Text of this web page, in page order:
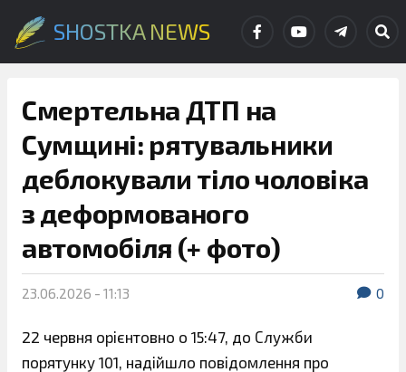
SHOSTKA NEWS
Смертельна ДТП на
Сумщині: рятувальники
деблокували тіло чоловіка
з деформованого
автомобіля (+ фото)
23.06.2026 - 11:13 0
22 червня орієнтовно о 15:47, до Служби
порятунку 101, надійшло повідомлення про